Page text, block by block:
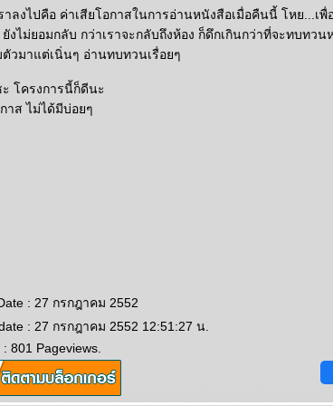
ลงไปคือ ค่าเสียโอกาสในการอ่านหนังสือเมื่อคืนนี้ โหย...เพื่
งไม่ยอมกลับ กว่าเราจะกลับถึงห้อง ก็ดึกเกินกว่าที่จะทบทว
ตัวมาแต่เนิ่นๆ อ่านทบทวนเรื่อยๆ
โครงการนี้ก็ดีนะ
าส ไม่ได้มีบ่อยๆ
: 27 กรกฎาคม 2552
: 27 กรกฎาคม 2552 12:51:27 น.
801 Pageviews.